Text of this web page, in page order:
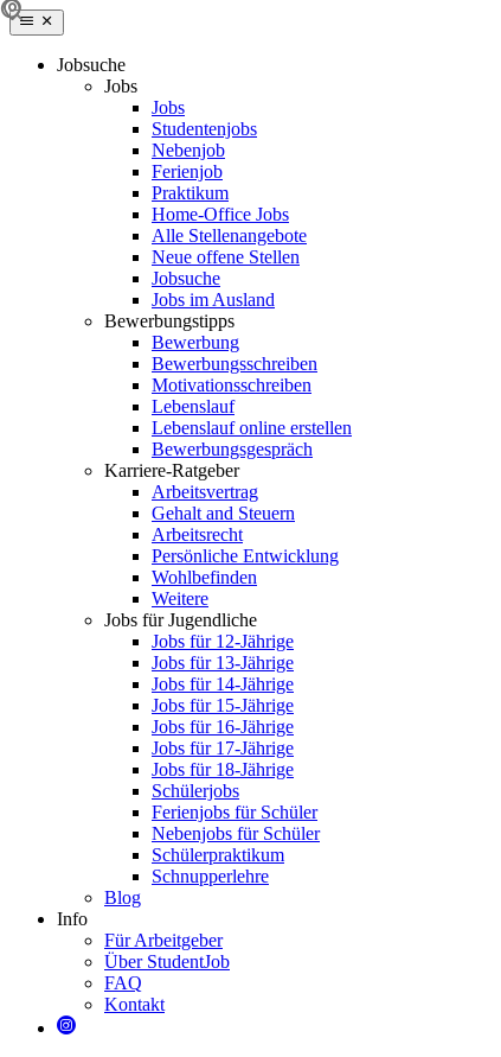
Jobsuche
Jobs
Jobs
Studentenjobs
Nebenjob
Ferienjob
Praktikum
Home-Office Jobs
Alle Stellenangebote
Neue offene Stellen
Jobsuche
Jobs im Ausland
Bewerbungstipps
Bewerbung
Bewerbungsschreiben
Motivationsschreiben
Lebenslauf
Lebenslauf online erstellen
Bewerbungsgespräch
Karriere-Ratgeber
Arbeitsvertrag
Gehalt and Steuern
Arbeitsrecht
Persönliche Entwicklung
Wohlbefinden
Weitere
Jobs für Jugendliche
Jobs für 12-Jährige
Jobs für 13-Jährige
Jobs für 14-Jährige
Jobs für 15-Jährige
Jobs für 16-Jährige
Jobs für 17-Jährige
Jobs für 18-Jährige
Schülerjobs
Ferienjobs für Schüler
Nebenjobs für Schüler
Schülerpraktikum
Schnupperlehre
Blog
Info
Für Arbeitgeber
Über StudentJob
FAQ
Kontakt